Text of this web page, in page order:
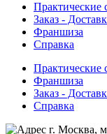
Практические
Заказ -
Франшиза
Справка
Практические
Франшиза
Заказ -
Справка
г. Москва,